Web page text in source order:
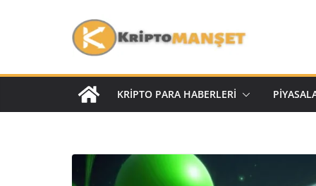
KRIPTO PARA HABERLERI